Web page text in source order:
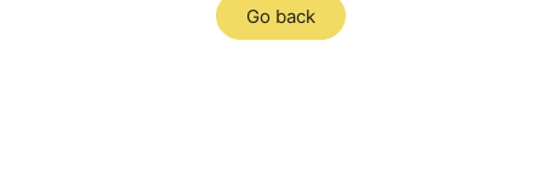
Go back